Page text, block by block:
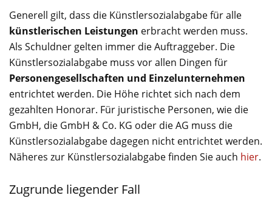
Generell gilt, dass die Künstlersozialabgabe für alle
künstlerischen Leistungen erbracht werden muss.
Als Schuldner gelten immer die Auftraggeber. Die
Künstlersozialabgabe muss vor allen Dingen für
Personengesellschaften und Einzelunternehmen
entrichtet werden. Die Höhe richtet sich nach dem
gezahlten Honorar. Für juristische Personen, wie die
GmbH, die GmbH & Co. KG oder die AG muss die
Künstlersozialabgabe dagegen nicht entrichtet werden.
Näheres zur Künstlersozialabgabe finden Sie auch hier.
Zugrunde liegender Fall